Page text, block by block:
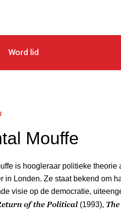
Word lid
Mouffe
is hoogleraar politieke theorie
in Londen. Ze staat bekend om
visie op de democratie,
of the Political(1993),